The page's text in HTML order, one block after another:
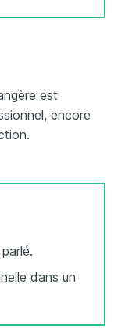
est
encore
dans un